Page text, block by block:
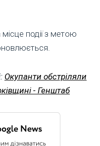
події з метою
Окупанти обстріляли
- Генштаб